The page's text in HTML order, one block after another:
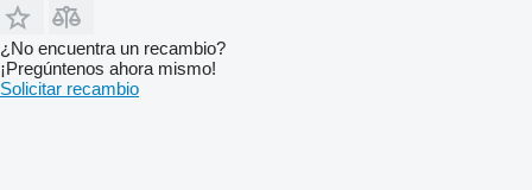
¿No encuentra un recambio?
¡Pregúntenos ahora mismo!
Solicitar recambio